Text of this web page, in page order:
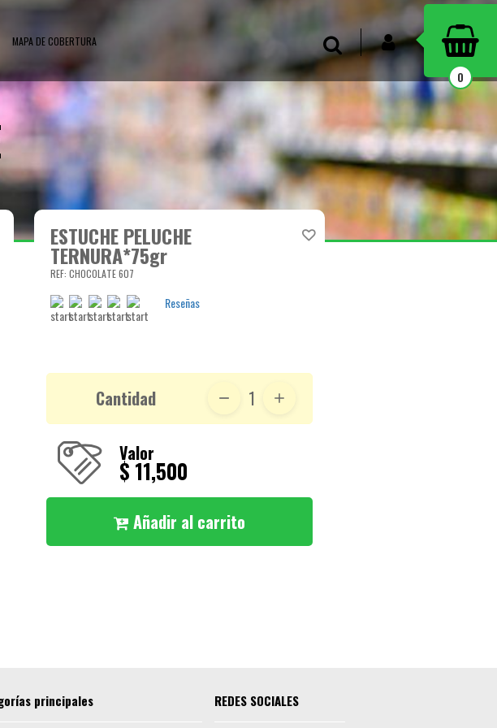
MAPA DE COBERTURA INICIAR SESIÓN
Buscar
0
ESTUCHE PELUCHE
TERNURA*75gr
REF: CHOCOLATE 607
Reseñas
Cantidad 1
Valor
$ 11,500
Añadir al carrito
principales REDES SOCIALES